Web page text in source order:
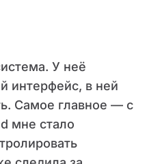
У неё
интерфейс, в ней
Самое главное — с
мне стало